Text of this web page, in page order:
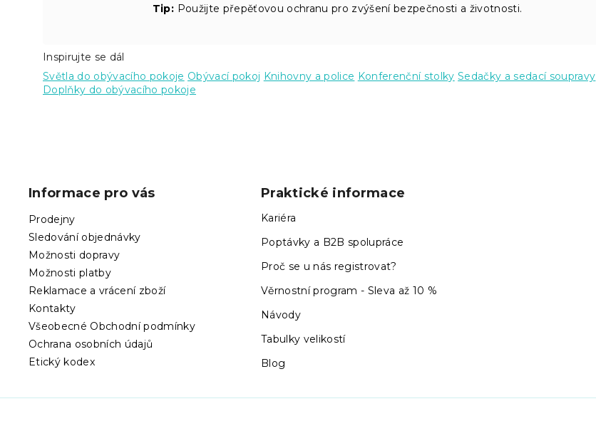
Tip: Použijte přepěťovou ochranu pro zvýšení bezpečnosti a životnosti.
Inspirujte se dál
Světla do obývacího pokoje Obývací pokoj Knihovny a police Konferenční stolky Sedačky a sedací soupravy
Doplňky do obývacího pokoje
Informace pro vás
Prodejny
Sledování objednávky
Možnosti dopravy
Možnosti platby
Reklamace a vrácení zboží
Kontakty
Všeobecné Obchodní podmínky
Ochrana osobních údajů
Etický kodex
Praktické informace
Kariéra
Poptávky a B2B spolupráce
Proč se u nás registrovat?
Věrnostní program - Sleva až 10 %
Návody
Tabulky velikostí
Blog